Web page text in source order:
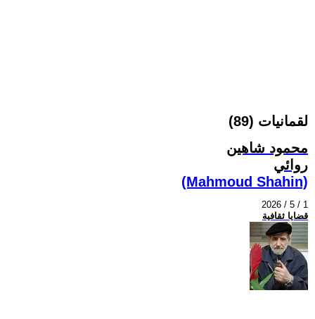
لقمانيات (89)
محمود شاهين
روائي
(Mahmoud Shahin)
2026 / 5 / 1
قضايا ثقافية